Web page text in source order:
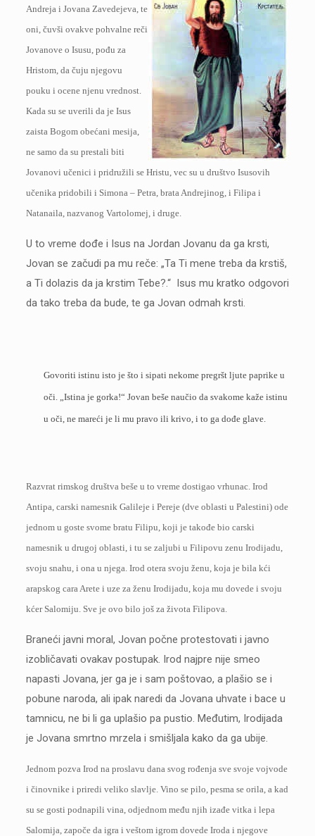
Andreja i Jovana Zavedejeva, te
oni, čuvši ovakve pohvalne reči
Jovanove o Isusu, pođu za
Hristom, da čuju njegovu
pouku i ocene njenu vrednost.
Kada su se uverili da je Isus
zaista Bogom obećani mesija,
ne samo da su prestali biti
Jovanovi učenici i pridružili se Hristu, vec su u društvo Isusovih
učenika pridobili i Simona – Petra, brata Andrejinog, i Filipa i
Natanaila, nazvanog Vartolomej, i druge.
U to vreme dođe i Isus na Jordan Jovanu da ga krsti,
Jovan se začudi pa mu reče: „Ta Ti mene treba da krstiš,
a Ti dolazis da ja krstim Tebe?.“ Isus mu kratko odgovori
da tako treba da bude, te ga Jovan odmah krsti.
Govoriti istinu isto je što i sipati nekome pregršt ljute paprike u
oči. „Istina je gorka!“ Jovan beše naučio da svakome kaže istinu
u oči, ne mareći je li mu pravo ili krivo, i to ga dođe glave.
Razvrat rimskog društva beše u to vreme dostigao vrhunac. Irod
Antipa, carski namesnik Galileje i Pereje (dve oblasti u Palestini) ode
jednom u goste svome bratu Filipu, koji je takođe bio carski
namesnik u drugoj oblasti, i tu se zaljubi u Filipovu zenu Irodijadu,
svoju snahu, i ona u njega. Irod otera svoju ženu, koja je bila kći
arapskog cara Arete i uze za ženu Irodijadu, koja mu dovede i svoju
kćer Salomiju. Sve je ovo bilo još za života Filipova.
Braneći javni moral, Jovan počne protestovati i javno
izobličavati ovakav postupak. Irod najpre nije smeo
napasti Jovana, jer ga je i sam poštovao, a plašio se i
pobune naroda, ali ipak naredi da Jovana uhvate i bace u
tamnicu, ne bi li ga uplašio pa pustio. Međutim, Irodijada
je Jovana smrtno mrzela i smišljala kako da ga ubije.
Jednom pozva Irod na proslavu dana svog rođenja sve svoje vojvode
i činovnike i priredi veliko slavlje. Vino se pilo, pesma se orila, a kad
su se gosti podnapili vina, odjednom među njih izađe vitka i lepa
Salomija, započe da igra i veštom igrom dovede Iroda i njegove